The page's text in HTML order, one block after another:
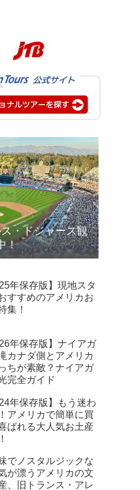
・ドジャース観
！
年保存版】現地スタ
すすめのアメリカお
集！
年保存版】ナイアガ
カナダ側とアメリカ
ちが素敵？ナイアガ
完全ガイド
年保存版】もう迷わ
アメリカで簡単に買
ばれる大人気お土産
でノスタルジックな
が漂うアメリカの文
、旧トランス・アレ